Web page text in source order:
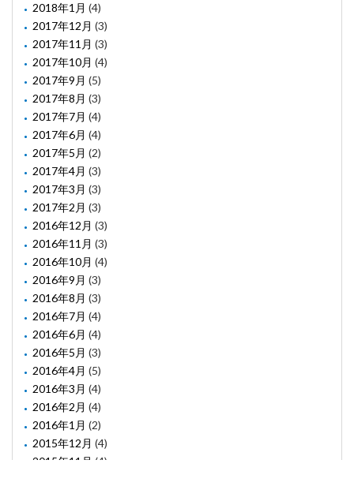
2018年1月 (4)
2017年12月 (3)
2017年11月 (3)
2017年10月 (4)
2017年9月 (5)
2017年8月 (3)
2017年7月 (4)
2017年6月 (4)
2017年5月 (2)
2017年4月 (3)
2017年3月 (3)
2017年2月 (3)
2016年12月 (3)
2016年11月 (3)
2016年10月 (4)
2016年9月 (3)
2016年8月 (3)
2016年7月 (4)
2016年6月 (4)
2016年5月 (3)
2016年4月 (5)
2016年3月 (4)
2016年2月 (4)
2016年1月 (2)
2015年12月 (4)
2015年11月 (4)